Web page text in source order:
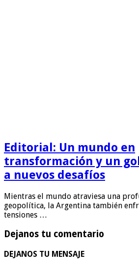
Editorial: Un mundo en
transformación y un
a nuevos desafíos
Mientras el mundo atraviesa una
geopolítica, la Argentina también
tensiones …
Dejanos tu comentario
DEJANOS TU MENSAJE